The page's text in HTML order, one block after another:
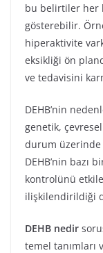
bu belirtiler her
gösterebilir.
hiperaktivite
eksikliği ön
ve tedavisini
DEHB’nin
genetik,
durum üzerinde
DEHB’nin bazı
kontrolünü
ilişkilendirildiği
DEHB nedir
temel tanımları